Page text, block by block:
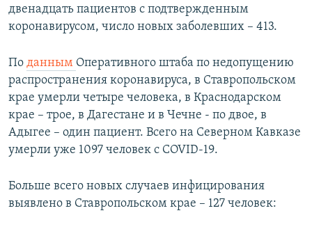
двенадцать пациентов с подтвержденным
коронавирусом, число новых заболевших – 413.
По данным Оперативного штаба по недопущению
распространения коронавируса, в Ставропольском
крае умерли четыре человека, в Краснодарском
крае – трое, в Дагестане и в Чечне - по двое, в
Адыгее – один пациент. Всего на Северном Кавказе
умерли уже 1097 человек с COVID-19.
Больше всего новых случаев инфицирования
выявлено в Ставропольском крае – 127 человек:​